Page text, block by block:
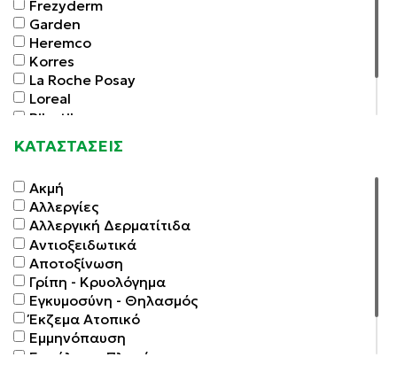
Frezyderm
Garden
Heremco
Korres
La Roche Posay
Loreal
Rilastil
Vichy
ΚΑΤΑΣΤΑΣΕΙΣ
Ακμή
Αλλεργίες
Αλλεργική Δερματίτιδα
Αντιοξειδωτικά
Αποτοξίνωση
Γρίπη - Κρυολόγημα
Εγκυμοσύνη - Θηλασμός
Έκζεμα Ατοπικό
Εμμηνόπαυση
Επούλωση Πληγών